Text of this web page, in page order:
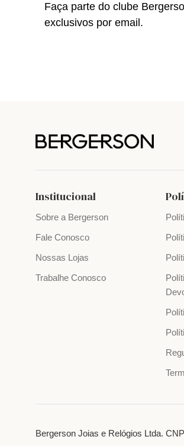
Faça parte do clube
exclusivos por email.
Institucional
Sobre a Bergerson
Fale Conosco
Nossas Lojas
Trabalhe Conosco
Bergerson Joias e Relógios Ltda.